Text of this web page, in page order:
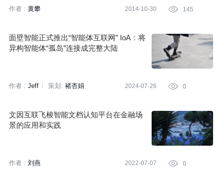
作用发表了看法。对于今年互联网业内最受关注的“智能硬件”,上海
作者 : 黄攀 2014-10-30  145
面壁智能正式推出“智能体互联网” IoA：将
异构智能体“孤岛”连接成完整大陆
作者 : Jeff 策划: 褚杏娟 2024-07-26  0
文因互联飞梭智能文档认知平台在金融场
景的应用和实践
作者 : 刘燕 2022-07-07  0